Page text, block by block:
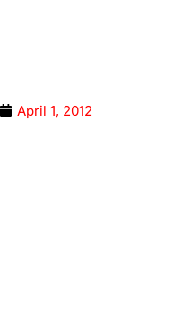
April 1, 2012